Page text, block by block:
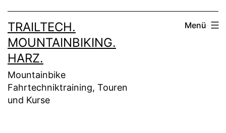
TRAILTECH.
MOUNTAINBIKING.
HARZ.
Mountainbike
Fahrtechniktraining, Touren
und Kurse
Menü